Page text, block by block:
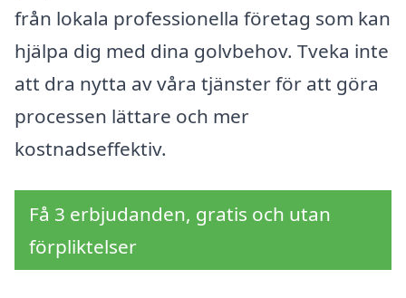
från lokala professionella företag som kan
hjälpa dig med dina golvbehov. Tveka inte
att dra nytta av våra tjänster för att göra
processen lättare och mer
kostnadseffektiv.
Få 3 erbjudanden, gratis och utan
förpliktelser